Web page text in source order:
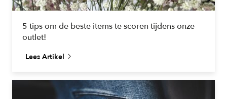
5 tips om de beste items te scoren tijdens onze
outlet!
Lees Artikel